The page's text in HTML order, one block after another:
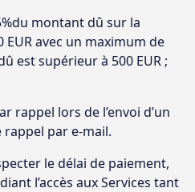
montant dû sur la
avec un maximum de
est supérieur à 500 EUR ;
rappel lors de l’envoi d’un
rappel par e-mail.
le délai de paiement,
l’accès aux Services tant